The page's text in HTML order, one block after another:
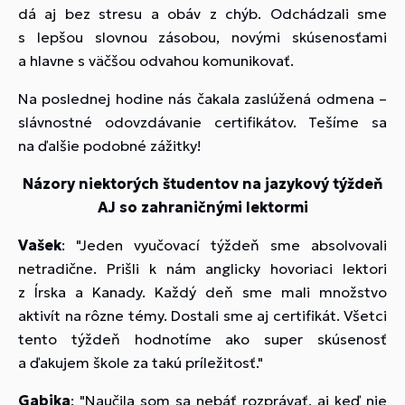
dá aj bez stresu a obáv z chýb. Odchádzali sme
s lepšou slovnou zásobou, novými skúsenosťami
a hlavne s väčšou odvahou komunikovať.
Na poslednej hodine nás čakala zaslúžená odmena –
slávnostné odovzdávanie certifikátov. Tešíme sa
na ďalšie podobné zážitky!
Názory niektorých študentov na jazykový týždeň
AJ so zahraničnými lektormi
Vašek:
"Jeden vyučovací týždeň sme absolvovali
netradične. Prišli k nám anglicky hovoriaci lektori
z Írska a Kanady. Každý deň sme mali množstvo
aktivít na rôzne témy. Dostali sme aj certifikát. Všetci
tento týždeň hodnotíme ako super skúsenosť
a ďakujem škole za takú príležitosť."
Gabika: "Naučila som sa nebáť rozprávať, aj keď nie